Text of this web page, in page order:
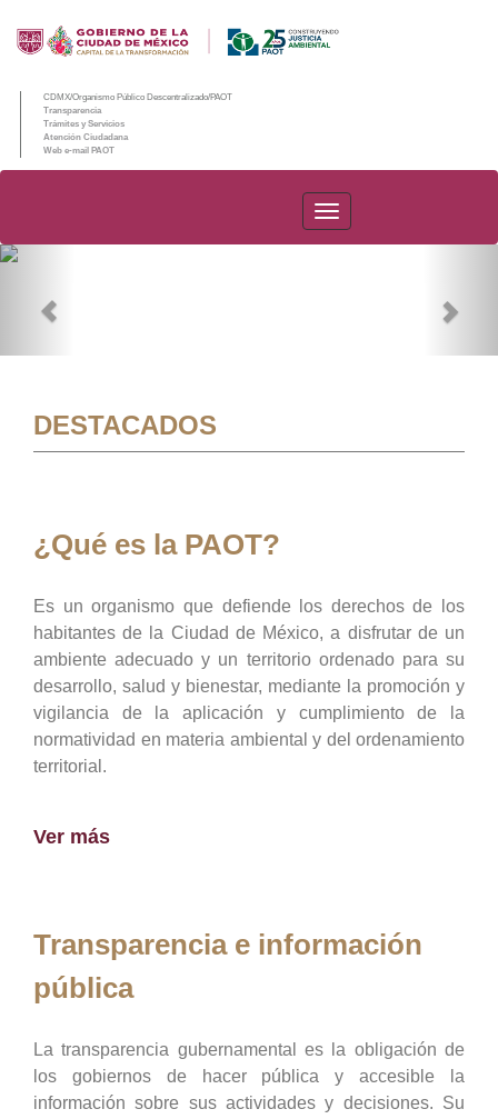
CDMX/Organismo Público Descentralizado/PAOT
Transparencia
Trámites y Servicios
Atención Ciudadana
Web e-mail PAOT
PAOT
DESTACADOS
¿Qué es la PAOT?
Es un organismo que defiende los derechos de los
habitantes de la Ciudad de México, a disfrutar de un
ambiente adecuado y un territorio ordenado para su
desarrollo, salud y bienestar, mediante la promoción y
vigilancia de la aplicación y cumplimiento de la
normatividad en materia ambiental y del ordenamiento
territorial.
Ver más
Transparencia e información
pública
La transparencia gubernamental es la obligación de
los gobiernos de hacer pública y accesible la
información sobre sus actividades y decisiones. Su